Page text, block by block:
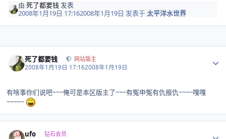
由死了都要钱 发表
2008年1月19日 17:162008年1月19日 发表于太平洋水世界
死了都要钱 网站版主
2008年1月19日 17:162008年1月19日
有啥事你们说吧~~~俺可是本区版主了~~~有冤申冤有仇报仇~~~~嘎嘎
~~~~~
ufo 钻石会员